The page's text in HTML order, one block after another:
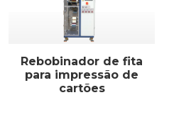
Rebobinador de fita
para impressão de
cartões